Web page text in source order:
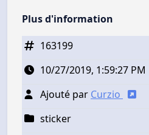
Plus d'information
163199
10/27/2019, 1:59:27 PM
Ajouté par Curzio
sticker